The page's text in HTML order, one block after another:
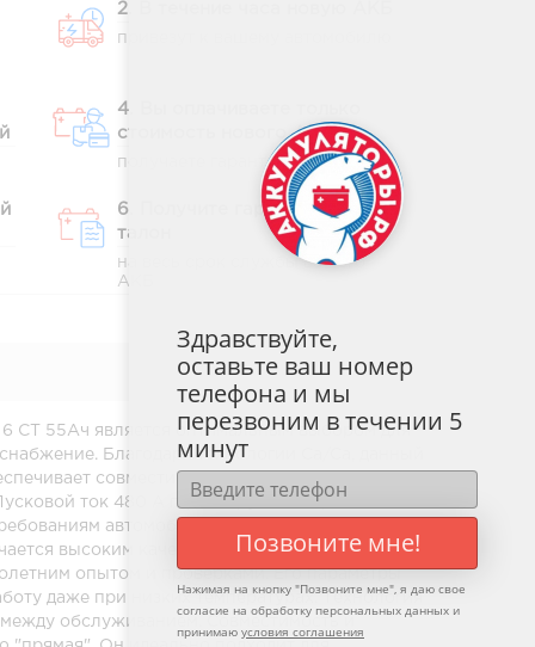
2. В течение часа новую АКБ
привезут к вашему автомобилю
4. Вы оплачиваете только
стоимость нового АКБ
получаете гарантийный талон
6. Получите гарантийный
талон
на весь срок службы вашего
АКБ
СТ 55Ач является оптимальным выбором для
Благодаря технологии Ca/Ca, данный
совместимость с большинством
ток 480 А гарантирует быстрое и
автомобильных аккумуляторов.
высоким качеством сборки и строгим
опытом и проверками. Его параметры
даже при низких температурах. Технология
обслуживанием. Совместимость и
Здравствуйте,
оставьте ваш номер
телефона и мы
перезвоним в течении 5
минут
Позвоните мне!
Нажимая на кнопку "Позвоните мне", я даю свое
согласие на обработку персональных данных и
принимаю условия соглашения